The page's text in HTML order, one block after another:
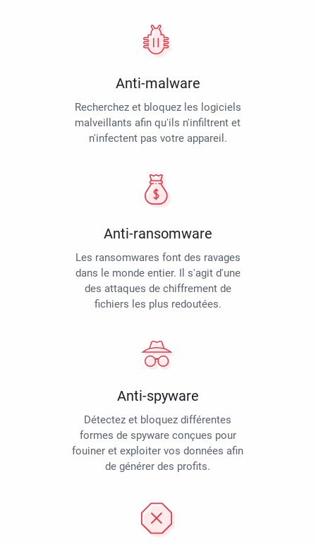
Anti-malware
Recherchez et bloquez les logiciels
malveillants afin qu'ils n'infiltrent et
n'infectent pas votre appareil.
Anti-ransomware
Les ransomwares font des ravages
dans le monde entier. Il s'agit d'une
des attaques de chiffrement de
fichiers les plus redoutées.
Anti-spyware
Détectez et bloquez différentes
formes de spyware conçues pour
fouiner et exploiter vos données afin
de générer des profits.